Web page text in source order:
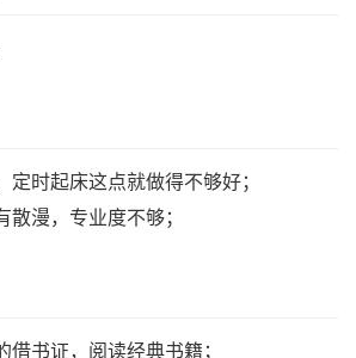
定时起床这点就做得不够好；
散漫，专业度不够；
借书证，阅读经典书籍；